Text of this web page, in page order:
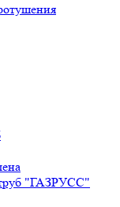
"ГАЗРУСС"